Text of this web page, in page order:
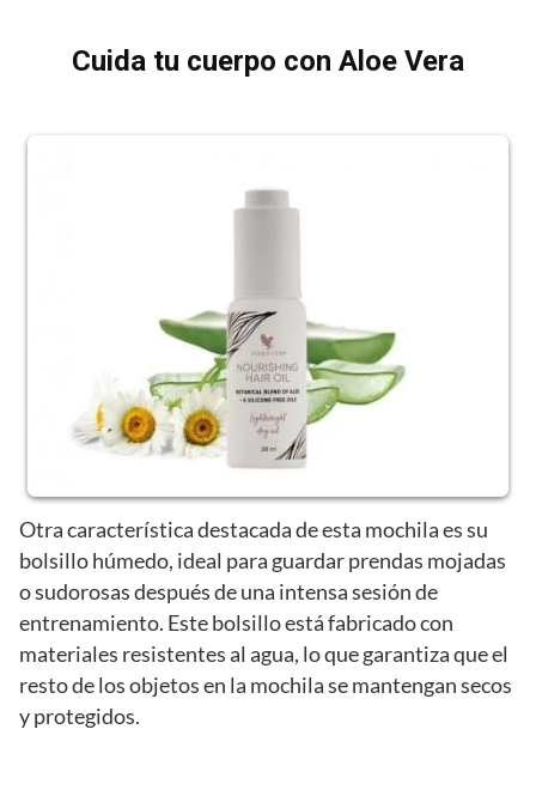
Cuida tu cuerpo con Aloe Vera
Otra característica destacada de esta mochila es su
bolsillo húmedo, ideal para guardar prendas mojadas
o sudorosas después de una intensa sesión de
entrenamiento. Este bolsillo está fabricado con
materiales resistentes al agua, lo que garantiza que el
resto de los objetos en la mochila se mantengan secos
y protegidos.